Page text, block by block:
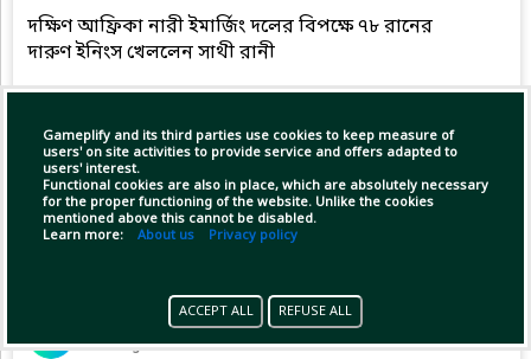
Gameplify and its third parties use cookies to keep measure of
users' on site activities to provide service and offers adapted to
users' interest.
Functional cookies are also in place, which are absolutely necessary
for the proper functioning of the website. Unlike the cookies
mentioned above this cannot be disabled.
Learn more: About us Privacy policy
ACCEPT ALL REFUSE ALL
দক্ষিণ আফ্রিকা নারী ইমার্জিং দলের বিপক্ষে ৭৮ রানের
দারুণ ইনিংস খেললেন সাথী রানী
Copy Link Open
MilonBD
has posted
1 hour ago